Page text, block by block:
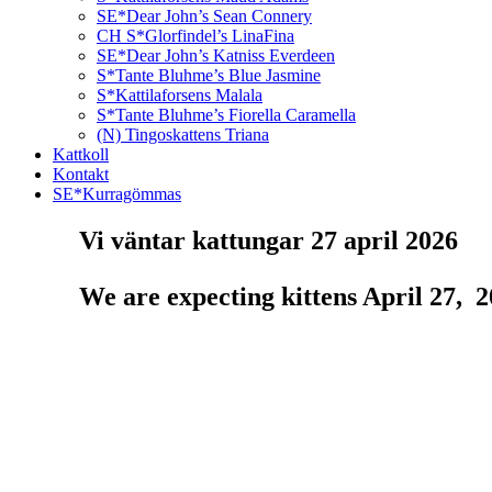
SE*Dear John’s Sean Connery
CH S*Glorfindel’s LinaFina
SE*Dear John’s Katniss Everdeen
S*Tante Bluhme’s Blue Jasmine
S*Kattilaforsens Malala
S*Tante Bluhme’s Fiorella Caramella
(N) Tingoskattens Triana
Kattkoll
Kontakt
SE*Kurragömmas
Vi väntar kattungar 27 april 2026
We are expecting kittens April 27,